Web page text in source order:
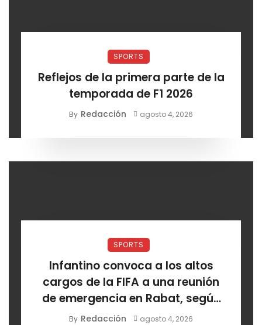
SPORTS
Reflejos de la primera parte de la
temporada de F1 2026
By Redacción agosto 4, 2026
SPORTS
Infantino convoca a los altos
cargos de la FIFA a una reunión
de emergencia en Rabat, según
Sky Sports
By Redacción agosto 4, 2026